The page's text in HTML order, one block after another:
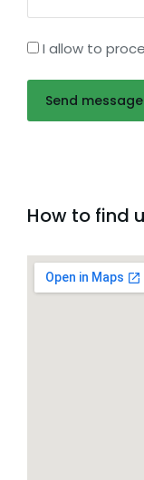
I allow to
Send message
How to find